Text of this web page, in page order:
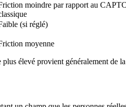
moindre par rapport au
(si réglé)
moyenne
élevé provient généralement de